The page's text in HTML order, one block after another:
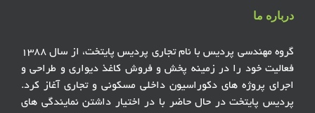
درباره ما
گروه مهندسی پردیس با نام تجاری پردیس پایتخت، از سال ۱۳۸۸
فعالیت خود را در زمینه پخش و فروش کاغذ دیواری و طراحی و
اجرای پروژه های دکوراسیون داخلی مسکونی و تجاری آغاز کرد.
پردیس پایتخت در حال حاضر با در اختیار داشتن نمایندگی های